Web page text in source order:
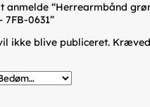
“Herrearmbånd
0631”
ikke blive publiceret.